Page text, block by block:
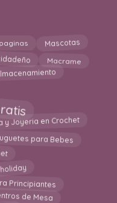
Mascotas
Macrame
y Joyeria en Crochet
para Bebes
holiday
Principiantes
de Mesa